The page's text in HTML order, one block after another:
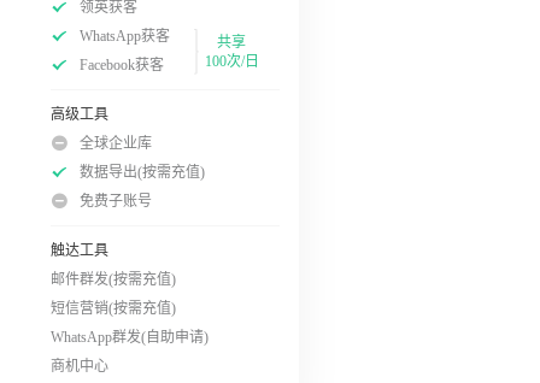
领英获客
WhatsApp获客
Facebook获客
共享
100次/日
高级工具
全球企业库
数据导出(按需充值)
免费子账号
触达工具
邮件群发(按需充值)
短信营销(按需充值)
WhatsApp群发(自助申请)
商机中心